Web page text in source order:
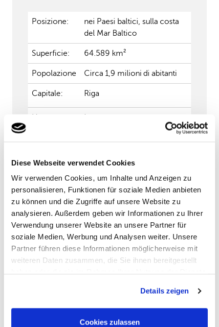
Diese Webseite verwendet Cookies
Wir verwenden Cookies, um Inhalte und Anzeigen zu
personalisieren, Funktionen für soziale Medien anbieten
zu können und die Zugriffe auf unsere Website zu
analysieren. Außerdem geben wir Informationen zu Ihrer
Verwendung unserer Website an unsere Partner für
soziale Medien, Werbung und Analysen weiter. Unsere
Partner führen diese Informationen möglicherweise mit
weiteren Daten zusammen, die Sie ihnen bereitgestellt
Cookies, wenn Sie unsere Webseite weiterhin nutzen.
Details zeigen
Cookies zulassen
Posizione:
nei Paesi baltici, sulla costa
del Mar Baltico
Superficie: 64.589 km²
Popolazione Circa 1,9 milioni di abitanti
Capitale: Riga
caratterizzata da folklore,
musica tradizionale da danza
Delizie
culinarie:
Piatti semplici ma gustosi
Attività:
Visita alle città storiche,
escursioni